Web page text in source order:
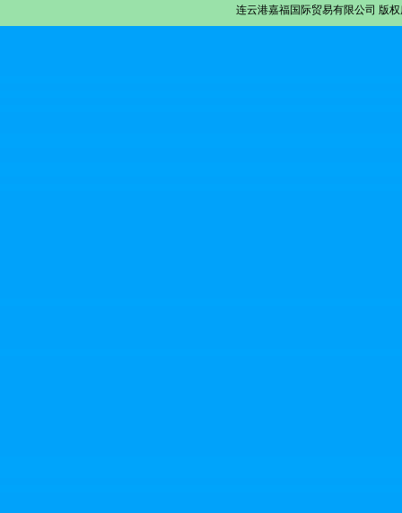
连云港嘉福国际贸易有限公司 版